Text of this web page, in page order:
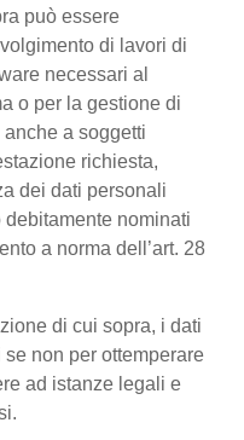
può essere
di lavori di
necessari al
o per la gestione di
a soggetti
richiesta,
dei dati personali
nominati
a norma dell’art. 28
di cui sopra, i dati
non per ottemperare
ad istanze legali e